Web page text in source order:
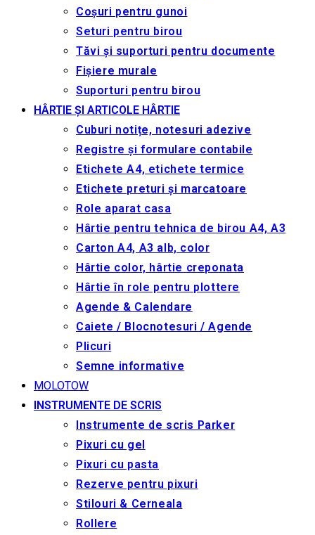
Coșuri pentru gunoi
Seturi pentru birou
Tăvi și suporturi pentru documente
Fișiere murale
Suporturi pentru birou
HÂRTIE ȘI ARTICOLE HÂRTIE
Cuburi notițe, notesuri adezive
Registre și formulare contabile
Etichete A4, etichete termice
Etichete preturi și marcatoare
Role aparat casa
Hârtie pentru tehnica de birou A4, A3
Carton A4, A3 alb, color
Hârtie color, hârtie creponata
Hârtie în role pentru plottere
Agende & Calendare
Caiete / Blocnotesuri / Agende
Plicuri
Semne informative
MOLOTOW
INSTRUMENTE DE SCRIS
Instrumente de scris Parker
Pixuri cu gel
Pixuri cu pasta
Rezerve pentru pixuri
Stilouri & Сerneala
Rollere